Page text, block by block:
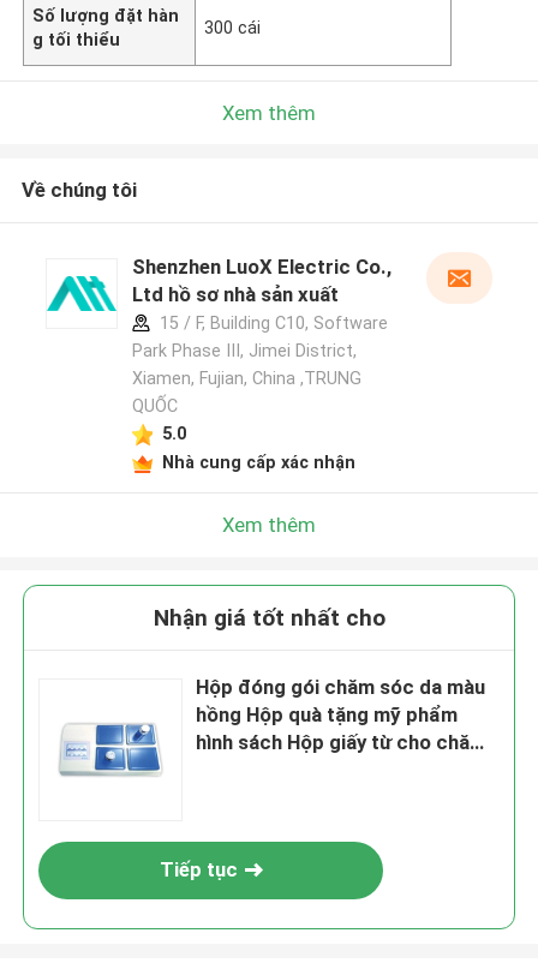
Số lượng đặt hàn
g tối thiểu
300 cái
Xem thêm
Về chúng tôi
Shenzhen LuoX Electric Co.,
Ltd hồ sơ nhà sản xuất
15 / F, Building C10, Software
Park Phase III, Jimei District,
Xiamen, Fujian, China ,TRUNG
QUỐC
5.0
Nhà cung cấp xác nhận
Xem thêm
Nhận giá tốt nhất cho
Hộp đóng gói chăm sóc da màu
hồng Hộp quà tặng mỹ phẩm
hình sách Hộp giấy từ cho chăm
Tiếp tục